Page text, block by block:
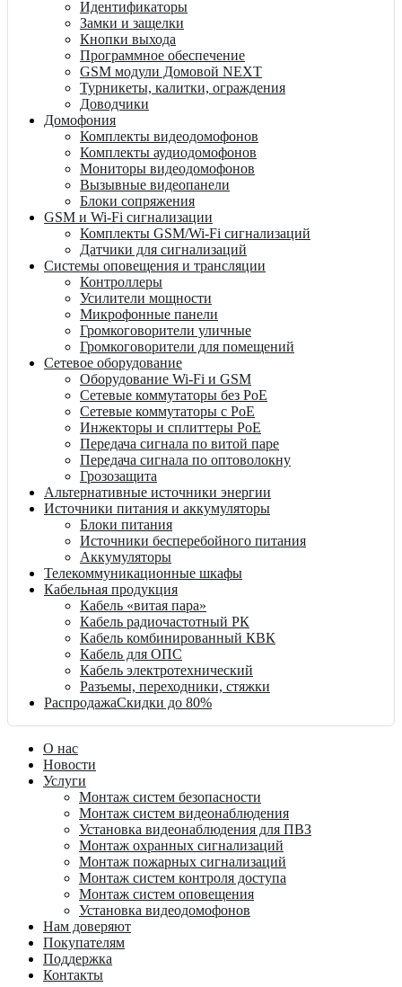
Идентификаторы
Замки и защелки
Кнопки выхода
Программное обеспечение
GSM модули Домовой NEXT
Турникеты, калитки, ограждения
Доводчики
Домофония
Комплекты видеодомофонов
Комплекты аудиодомофонов
Мониторы видеодомофонов
Вызывные видеопанели
Блоки сопряжения
GSM и Wi-Fi сигнализации
Комплекты GSM/Wi-Fi сигнализаций
Датчики для сигнализаций
Системы оповещения и трансляции
Контроллеры
Усилители мощности
Микрофонные панели
Громкоговорители уличные
Громкоговорители для помещений
Сетевое оборудование
Оборудование Wi-Fi и GSM
Сетевые коммутаторы без PoE
Сетевые коммутаторы с PoE
Инжекторы и сплиттеры PoE
Передача сигнала по витой паре
Передача сигнала по оптоволокну
Грозозащита
Альтернативные источники энергии
Источники питания и аккумуляторы
Блоки питания
Источники бесперебойного питания
Аккумуляторы
Телекоммуникационные шкафы
Кабельная продукция
Кабель «витая пара»
Кабель радиочастотный РК
Кабель комбинированный КВК
Кабель для ОПС
Кабель электротехнический
Разъемы, переходники, стяжки
РаспродажаСкидки до 80%
О нас
Новости
Услуги
Монтаж систем безопасности
Монтаж систем видеонаблюдения
Установка видеонаблюдения для ПВЗ
Монтаж охранных сигнализаций
Монтаж пожарных сигнализаций
Монтаж систем контроля доступа
Монтаж систем оповещения
Установка видеодомофонов
Нам доверяют
Покупателям
Поддержка
Контакты